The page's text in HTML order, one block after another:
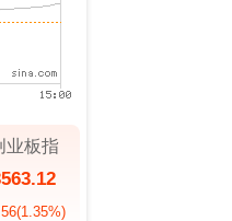
业板指
(1.35%)